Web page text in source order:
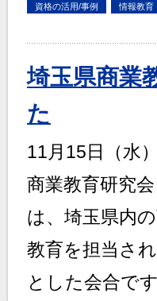
資格の活用/事例 情報教育
埼玉県商業
た
11月15日（水
商業教育研究
は、埼玉県内
教育を担当さ
とした会合で